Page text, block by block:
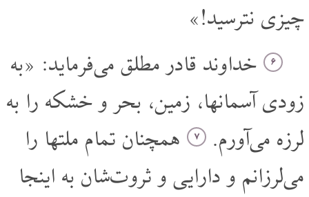
چیزی نترسید!»
۶ خداوند قادر مطلق می‌فرماید: «به
زودی آسمانها، زمین، بحر و خشکه را به
لرزه می‌آورم.
۷ همچنان تمام ملتها را
می‌لرزانم و دارایی و ثروت‌شان به اینجا